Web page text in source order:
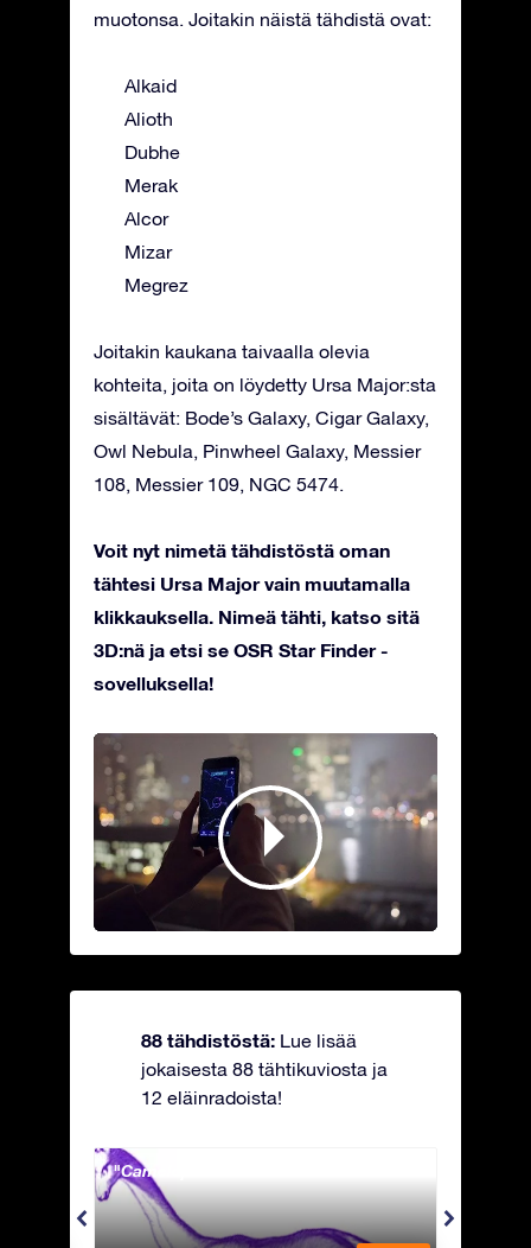
muotonsa. Joitakin näistä tähdistä ovat:
Alkaid
Alioth
Dubhe
Merak
Alcor
Mizar
Megrez
Joitakin kaukana taivaalla olevia
kohteita, joita on löydetty Ursa Major:sta
sisältävät: Bode’s Galaxy, Cigar Galaxy,
Owl Nebula, Pinwheel Galaxy, Messier
108, Messier 109, NGC 5474.
Voit nyt nimetä tähdistöstä oman
tähtesi Ursa Major vain muutamalla
klikkauksella. Nimeä tähti, katso sitä
3D:nä ja etsi se OSR Star Finder -
sovelluksella!
88 tähdistöstä: Lue lisää
jokaisesta 88 tähtikuviosta ja
12 eläinradoista!
Camelopardalis - Kirahvi